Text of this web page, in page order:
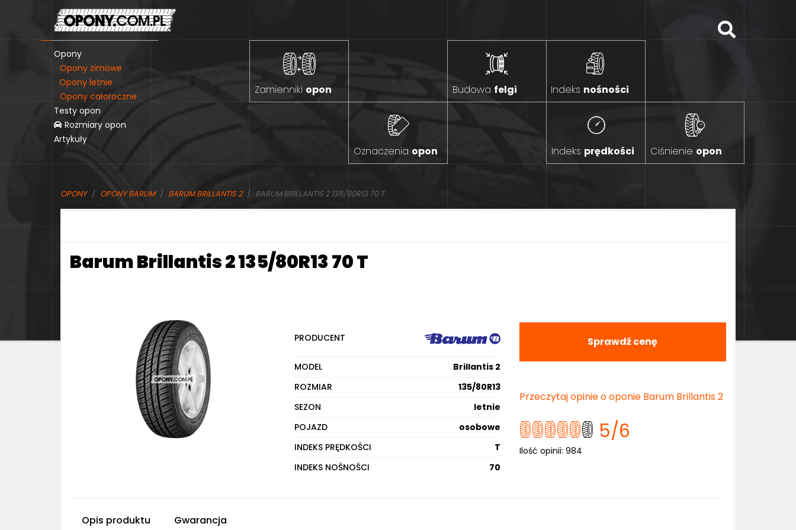
Opony
Opony zimowe
Opony letnie
Opony całoroczne
Testy opon
Rozmiary opon
Artykuły
Zamienniki opon Budowa felgi Indeks nośności
Indeks prędkości Ciśnienie opon
Oznaczenia opon
OPONY OPONY BARUM BARUM BRILLANTIS 2 BARUM BRILLANTIS 2 135/80R13 70 T
Barum Brillantis 2 135/80R13 70 T
PRODUCENT
MODEL
Brillantis 2
ROZMIAR
135/80R13
SEZON
letnie
POJAZD
osobowe
INDEKS PRĘDKOŚCI
T
INDEKS NOŚNOŚCI
70
Sprawdź cenę
Przeczytaj opinie o oponie Barum Brillantis 2
5/6
Ilość opinii: 984
Opis produktu Gwarancja